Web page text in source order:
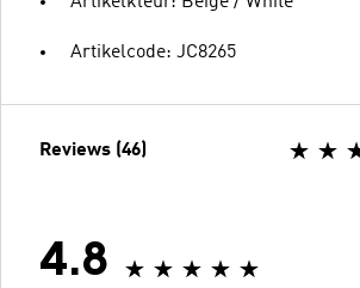
Artikelcode: JC8265
Reviews (46)
4.8